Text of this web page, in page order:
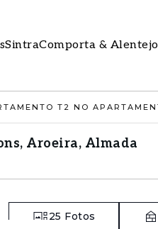
SintraComporta & Alentejo
Aroeira, Almada
25 Fotos